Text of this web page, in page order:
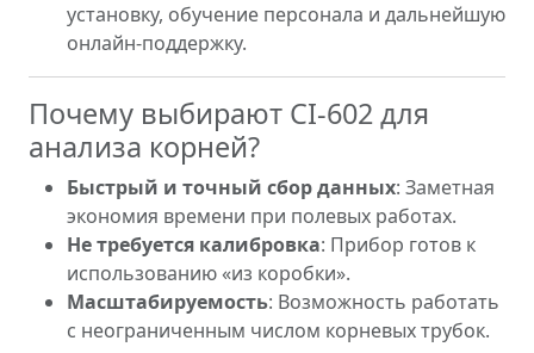
установку, обучение персонала и дальнейшую
онлайн-поддержку.
Почему выбирают CI-602 для
анализа корней?
Быстрый и точный сбор данных: Заметная
экономия времени при полевых работах.
Не требуется калибровка: Прибор готов к
использованию «из коробки».
Масштабируемость: Возможность работать
с неограниченным числом корневых трубок.